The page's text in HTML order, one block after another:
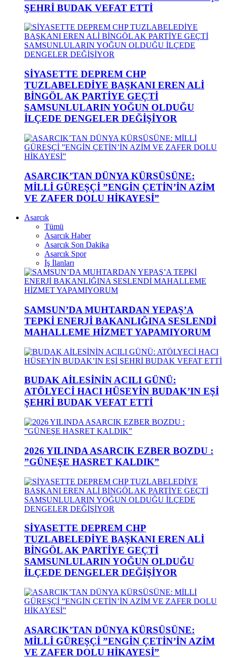
ŞEHRİ BUDAK VEFAT ETTİ
SİYASETTE DEPREM CHP
TUZLABELEDİYE BAŞKANI EREN ALİ
BİNGÖL AK PARTİYE GEÇTİ
SAMSUNLULARIN YOĞUN OLDUĞU
İLÇEDE DENGELER DEĞİŞİYOR
ASARCIK’TAN DÜNYA KÜRSÜSÜNE:
MİLLİ GÜREŞÇİ ”ENGİN ÇETİN’İN AZİM
VE ZAFER DOLU HİKAYESİ”
Asarcık
Tümü
Asarcık Haber
Asarcık Son Dakika
Asarcık Spor
İş İlanları
SAMSUN’DA MUHTARDAN YEPAŞ’A
TEPKİ ENERJİ BAKANLIĞINA SESLENDİ
MAHALLEME HİZMET YAPAMIYORUM
BUDAK AİLESİNİN ACILI GÜNÜ:
ATÖLYECİ HACI HÜSEYİN BUDAK’IN EŞİ
ŞEHRİ BUDAK VEFAT ETTİ
2026 YILINDA ASARCIK EZBER BOZDU :
”GÜNEŞE HASRET KALDIK”
SİYASETTE DEPREM CHP
TUZLABELEDİYE BAŞKANI EREN ALİ
BİNGÖL AK PARTİYE GEÇTİ
SAMSUNLULARIN YOĞUN OLDUĞU
İLÇEDE DENGELER DEĞİŞİYOR
ASARCIK’TAN DÜNYA KÜRSÜSÜNE:
MİLLİ GÜREŞÇİ ”ENGİN ÇETİN’İN AZİM
VE ZAFER DOLU HİKAYESİ”